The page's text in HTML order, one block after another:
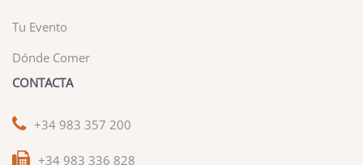
Tu Evento
Dónde Comer
CONTACTA
+34 983 357 200
+34 983 336 828